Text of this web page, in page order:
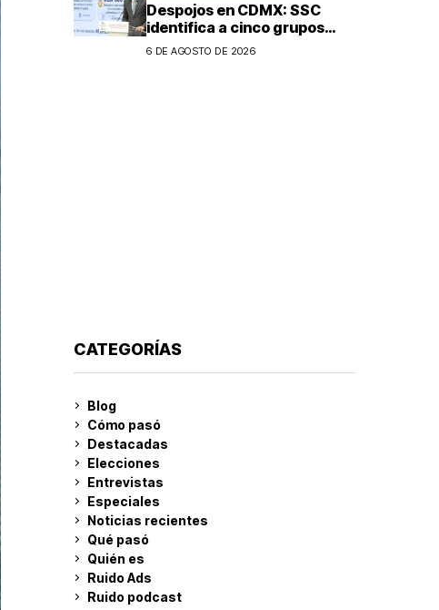
Despojos en CDMX: SSC
identifica a cinco grupos
criminales vinculados a este
6 DE AGOSTO DE 2026
CATEGORÍAS
Blog
Cómo pasó
Destacadas
Elecciones
Entrevistas
Especiales
Noticias recientes
Qué pasó
Quién es
Ruido Ads
Ruido podcast